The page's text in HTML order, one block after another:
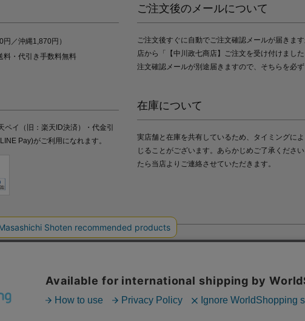
円／沖縄1,870円）
料・代引き手数料無料
イ（旧：楽天ID決済）・代金引
Pay)がご利用になれます。
ご注文後のメールについて
ご注文後すぐに自動でご注文確認メールが届きま
店から「【中川政七商店】ご注文を受け付けまし
注文確認メールが別途届きますので、そちらを必ず
在庫について
実店舗と在庫を共有しているため、タイミングに
じることがございます。あらかじめご了承くださ
たら当店よりご連絡させていただきます。
ーポリシー